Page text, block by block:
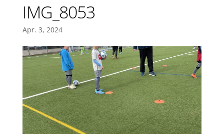
IMG_8053
Apr. 3, 2024